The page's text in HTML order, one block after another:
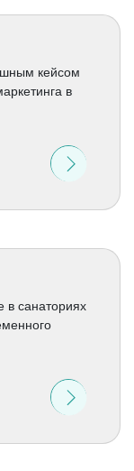
кейсом
в
в санаториях